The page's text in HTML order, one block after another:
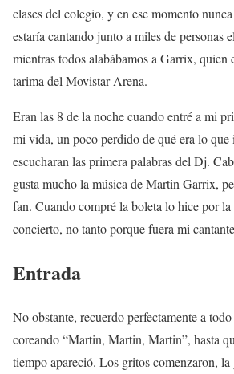
clases del colegio, y en ese momento
estaría cantando junto a miles de personas
mientras todos alabábamos a Garrix, quien
tarima del Movistar Arena.
Eran las 8 de la noche cuando entré a mi
mi vida, un poco perdido de qué era lo que
escucharan las primera palabras del Dj.
gusta mucho la música de Martin Garrix,
fan. Cuando compré la boleta lo hice por la
concierto, no tanto porque fuera mi
Entrada
No obstante, recuerdo perfectamente a
coreando “Martin, Martin, Martin”, hasta
tiempo apareció. Los gritos comenzaron, la